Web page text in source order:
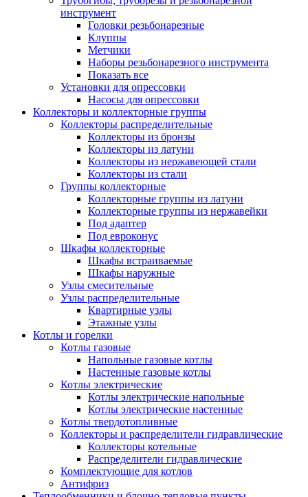
инструмент
Головки резьбонарезные
Клуппы
Метчики
Наборы резьбонарезного инструмента
Показать все
Установки для опрессовки
Насосы для опрессовки
Коллекторы и коллекторные группы
Коллекторы распределительные
Коллекторы из бронзы
Коллекторы из латуни
Коллекторы из нержавеющей стали
Коллекторы из стали
Группы коллекторные
Коллекторные группы из латуни
Коллекторные группы из нержавейки
Под адаптер
Под евроконус
Шкафы коллекторные
Шкафы встраиваемые
Шкафы наружные
Узлы смесительные
Узлы распределительные
Квартирные узлы
Этажные узлы
Котлы и горелки
Котлы газовые
Напольные газовые котлы
Настенные газовые котлы
Котлы электрические
Котлы электрические напольные
Котлы электрические настенные
Котлы твердотопливные
Коллекторы и распределители гидравлические
Коллекторы котельные
Распределители гидравлические
Комплектующие для котлов
Антифриз